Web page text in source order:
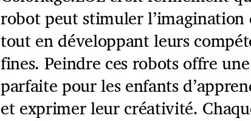
robot peut stimuler l’imagination
tout en développant leurs
fines. Peindre ces robots offre
parfaite pour les enfants
et exprimer leur créativité.